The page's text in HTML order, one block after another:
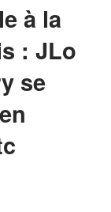
à la
: JLo
se